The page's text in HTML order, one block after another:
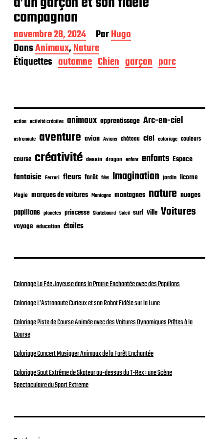
compagnon
D
a
t
e
b
l
c
t
i
o
n
novembre 28, 2024 ParHugo
DansAnimaux,Nature
Étiquettes automne Chien garçon parc
action activité créative animaux apprentissage Arc-en-ciel
astronaute aventure avion Avions château ciel coloriage couleurs
course créativité dessin dragon enfant enfants Espace
fantaisie Ferrari fleurs forêt fée Imagination jardin licorne
Magie marques de voitures Montagne montagnes nature nuages
papillons planètes princesse Skateboard Soleil surf Ville Voitures
voyage éducation étoiles
Coloriage La Fée Joyeuse dans la Prairie Enchantée avec des Papillons
Coloriage L’Astronaute Curieux et son Robot Fidèle sur la Lune
Coloriage Piste de Course Animée avec des Voitures Dynamiques Prêtes à la
Course
Coloriage Concert Musiquer Animaux de la Forêt Enchantée
Coloriage Saut Extrême de Skateur au-dessus du T-Rex : une Scène
Spectaculaire du Sport Extreme